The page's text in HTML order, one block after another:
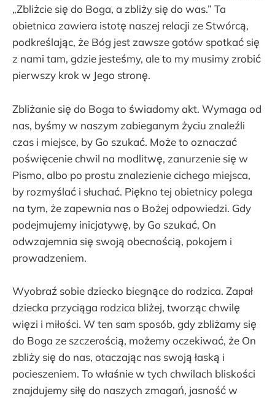
„Zbliżcie się do Boga, a zbliży się do was.” Ta
obietnica zawiera istotę naszej relacji ze Stwórcą,
podkreślając, że Bóg jest zawsze gotów spotkać się
z nami tam, gdzie jesteśmy, ale to my musimy zrobić
pierwszy krok w Jego stronę.
Zbliżanie się do Boga to świadomy akt. Wymaga od
nas, byśmy w naszym zabieganym życiu znaleźli
czas i miejsce, by Go szukać. Może to oznaczać
poświęcenie chwil na modlitwę, zanurzenie się w
Pismo, albo po prostu znalezienie cichego miejsca,
by rozmyślać i słuchać. Piękno tej obietnicy polega
na tym, że zapewnia nas o Bożej odpowiedzi. Gdy
podejmujemy inicjatywę, by Go szukać, On
odwzajemnia się swoją obecnością, pokojem i
prowadzeniem.
Wyobraź sobie dziecko biegnące do rodzica. Zapał
dziecka przyciąga rodzica bliżej, tworząc chwilę
więzi i miłości. W ten sam sposób, gdy zbliżamy się
do Boga ze szczerością, możemy oczekiwać, że On
zbliży się do nas, otaczając nas swoją łaską i
pocieszeniem. To właśnie w tych chwilach bliskości
znajdujemy siłę do naszych zmagań, jasność w